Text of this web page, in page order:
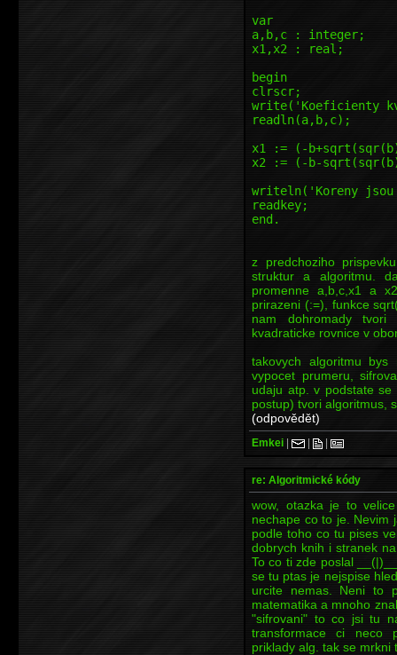
var
a,b,c : integer;
x1,x2 : real;
begin
clrscr;
write('Koeficienty
readln(a,b,c);
x1 := (-
x2 := (-b-
writeln('Koreny
readkey;
end.
z predchoziho
struktur a algoritmu.
promenne a,b,c,x1 a
prirazeni (:=), funkce
nam dohromady
kvadraticke rovnice v
takovych algoritmu bys
vypocet prumeru,
udaju atp. v podstate se
postup) tvori algoritmus,
(odpovědět)
Emkei | | |
re: Algoritmické kódy
wow, otazka je to
nechape co to je. Nevim
podle toho co tu pises
dobrych knih i stranek
To co ti zde poslal
se tu ptas je nejspise
urcite nemas. Neni to
matematika a mnoho
"sifrovani" to co jsi tu
transformace ci neco
priklady alg. tak se mrkni